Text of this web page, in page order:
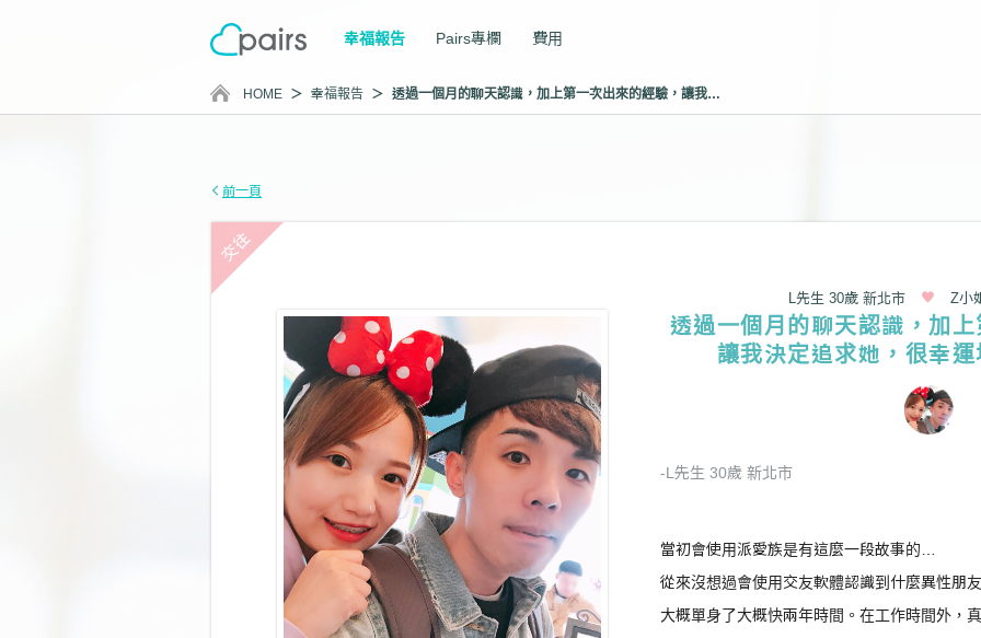
幸福報告 Pairs專欄 費用
HOME 幸福報告 透過一個月的聊天認識，加上第一次出來的經驗，讓我決定追求她，很幸運地對方也同意！
前一頁
L先生 30歲 新北市 Z小
透過一個月的聊天認識，加
讓我決定追求她，很幸
-L先生 30歲 新北市
當初會使用派愛族是有這麼一段故事的…
從來沒想過會使用交友軟體認識到什麼異性朋
大概單身了大概快兩年時間。在工作時間外，